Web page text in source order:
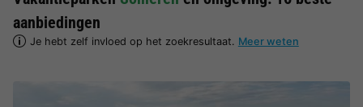
aanbiedingen
Je hebt zelf invloed op het zoekresultaat. Meer weten